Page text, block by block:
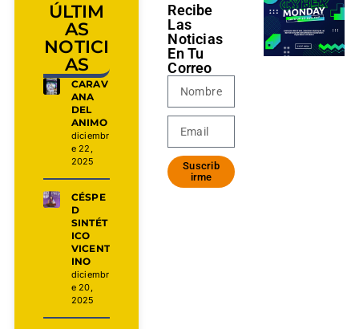
ÚLTIM
AS
NOTICI
AS
CARAV
ANA
DEL
ANIMO
diciembr
e 22,
2025
CÉSPE
D
SINTÉT
ICO
VICENT
INO
diciembr
e 20,
2025
Recibe
Las
Noticias
En Tu
Correo
Suscrib
irme